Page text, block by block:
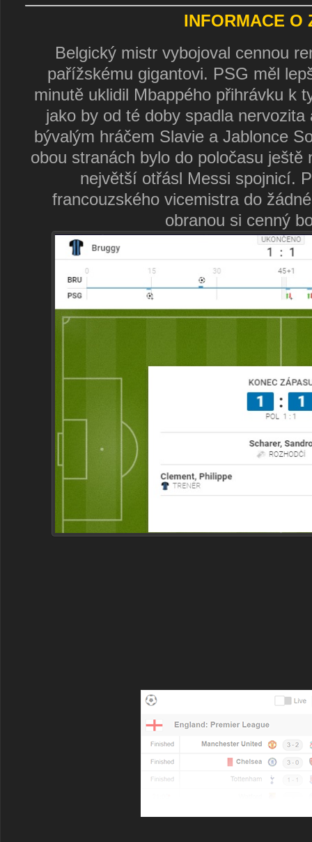
INFORMACE O
Belgický mistr vybojoval cennou
pařížskému gigantovi. PSG měl
minutě uklidil Mbappého přihrávku k
jako by od té doby spadla
bývalým hráčem Slavie a Jablonce
obou stranách bylo do poločasu
největší otřásl Messi spojnicí.
francouzského vicemistra do
obranou si cenný